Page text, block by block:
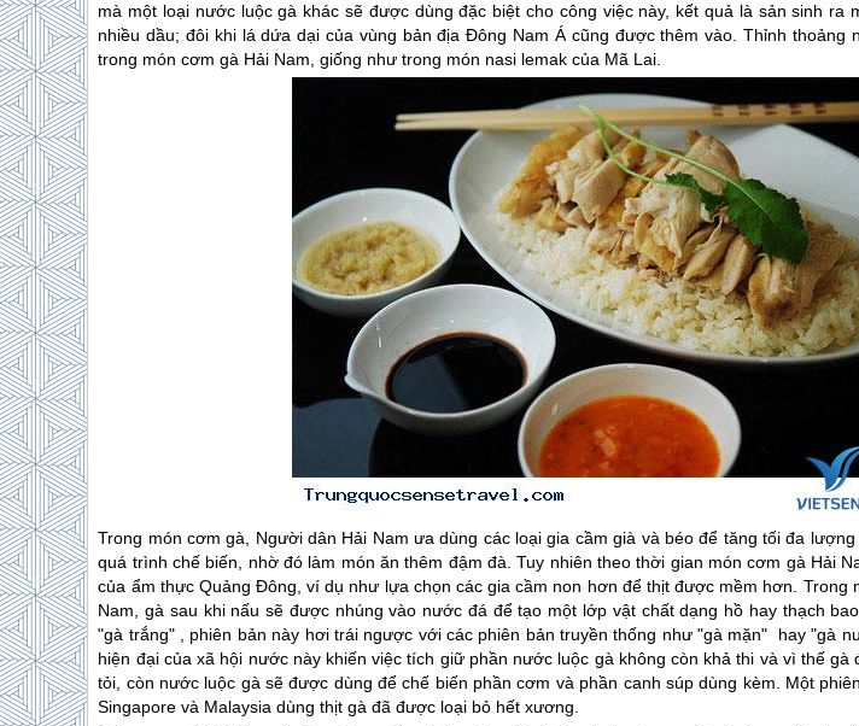
mà một loại nước luộc gà khác sẽ được dùng đặc biệt cho công việc này, kết quả là sản sinh ra
nhiều dầu; đôi khi lá dứa dại của vùng bản địa Đông Nam Á cũng được thêm vào. Thỉnh thoảng
trong món cơm gà Hải Nam, giống như trong món nasi lemak của Mã Lai.
Trong món cơm gà, Người dân Hải Nam ưa dùng các loại gia cầm già và béo để tăng tối đa
quá trình chế biến, nhờ đó làm món ăn thêm đậm đà. Tuy nhiên theo thời gian món cơm gà Hải
của ẩm thực Quảng Đông, ví dụ như lựa chọn các gia cầm non hơn để thịt được mềm hơn. Trong
Nam, gà sau khi nấu sẽ được nhúng vào nước đá để tạo một lớp vật chất dạng hồ hay thạch
"gà trắng" , phiên bản này hơi trái ngược với các phiên bản truyền thống như "gà mặn" hay "gà
hiện đại của xã hội nước này khiến việc tích giữ phần nước luộc gà không còn khả thi và vì thế
tỏi, còn nước luộc gà sẽ được dùng để chế biến phần cơm và phần canh súp dùng kèm. Một
Singapore và Malaysia dùng thịt gà đã được loại bỏ hết xương.